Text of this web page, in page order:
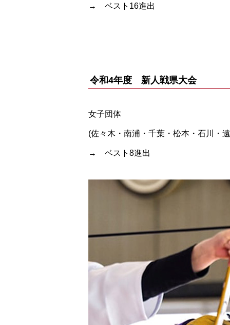
→ ベスト16進出
令和4年度 新人戦県大会
女子団体
(佐々木・南浦・千葉・松本・石川・
→ ベスト8進出